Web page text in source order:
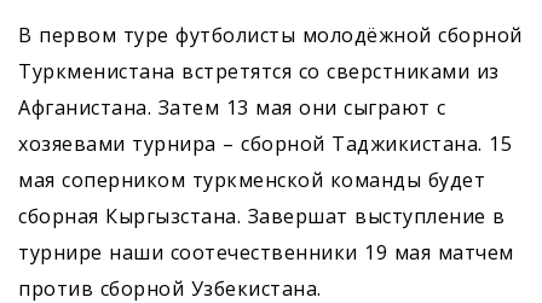
В первом туре футболисты молодёжной сборной
Туркменистана встретятся со сверстниками из
Афганистана. Затем 13 мая они сыграют с
хозяевами турнира – сборной Таджикистана. 15
мая соперником туркменской команды будет
сборная Кыргызстана. Завершат выступление в
турнире наши соотечественники 19 мая матчем
против сборной Узбекистана.